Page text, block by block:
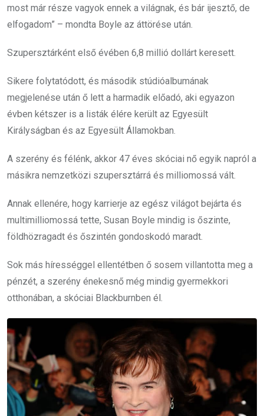
most már része vagyok ennek a világnak, és bár ijesztő, de
elfogadom” – mondta Boyle az áttörése után.
Szupersztárként első évében 6,8 millió dollárt keresett.
Sikere folytatódott, és második stúdióalbumának
megjelenése után ő lett a harmadik előadó, aki egyazon
évben kétszer is a listák élére került az Egyesült
Királyságban és az Egyesült Államokban.
A szerény és félénk, akkor 47 éves skóciai nő egyik napról a
másikra nemzetközi szupersztárrá és milliomossá vált.
Annak ellenére, hogy karrierje az egész világot bejárta és
multimilliomossá tette, Susan Boyle mindig is őszinte,
földhözragadt és őszintén gondoskodó maradt.
Sok más hírességgel ellentétben ő sosem villantotta meg a
pénzét, a szerény énekesnő még mindig gyermekkori
otthonában, a skóciai Blackburnben él.